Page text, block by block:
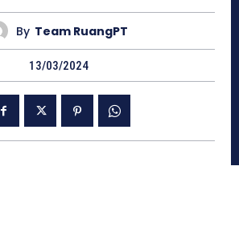
By Team RuangPT
13/03/2024